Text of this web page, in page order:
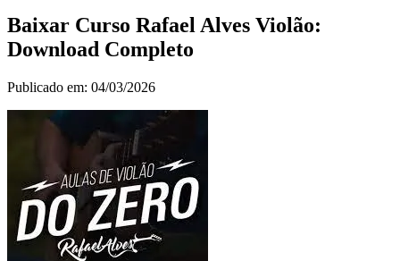
Baixar Curso Rafael Alves Violão:
Download Completo
Publicado em: 04/03/2026